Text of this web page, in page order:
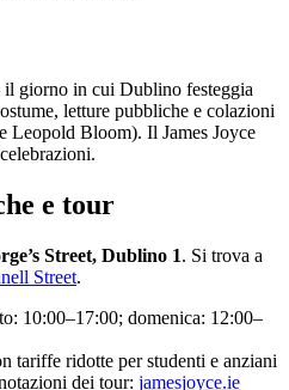
giorno in cui Dublino festeggia
letture pubbliche e colazioni
Leopold Bloom). Il James Joyce
e tour
Street, Dublino 1. Si trova a
Street.
10:00–17:00; domenica: 12:00–
tariffe ridotte per studenti e anziani
dei tour: jamesjoyce.ie